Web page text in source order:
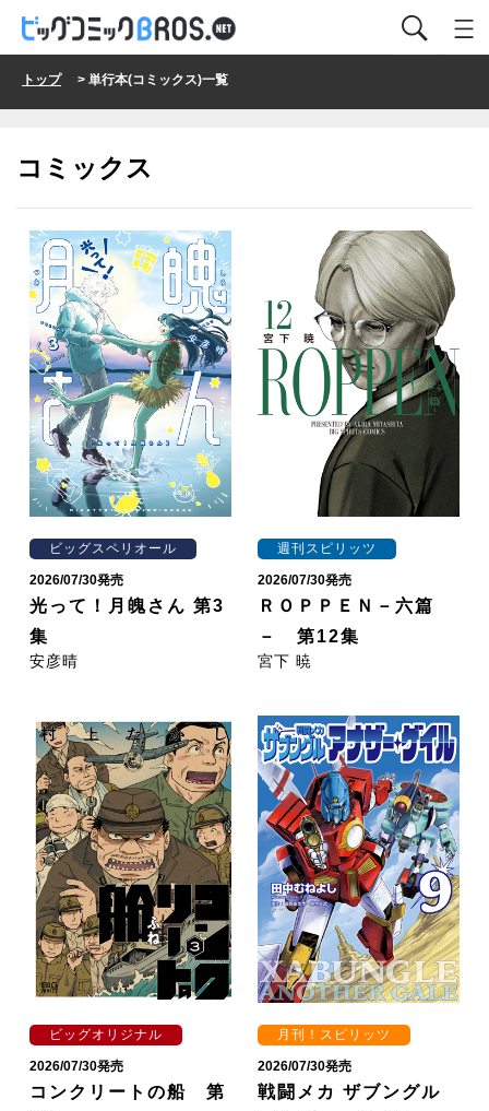
トップ> 単行本(コミックス)一覧
コミックス
ビッグスペリオール
2026/07/30発売
光って！月魄さん 第3
集
安彦晴
週刊スピリッツ
2026/07/30発売
ＲＯＰＰＥＮ－六篇
－ 第12集
宮下 暁
ビッグオリジナル
2026/07/30発売
コンクリートの船 第
月刊！スピリッツ
2026/07/30発売
戦闘メカ ザブングル